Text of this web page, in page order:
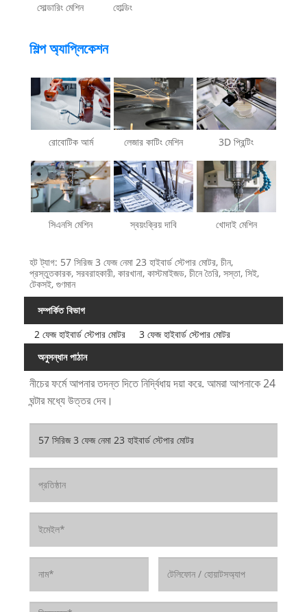
সোল্ডারিং মেশিন
হোল্ডিং
শিল্প অ্যাপ্লিকেশন
রোবোটিক আর্ম লেজার কাটিং মেশিন 3D প্রিন্টিং
সিএনসি মেশিন স্বয়ংক্রিয় দাবি খোদাই মেশিন
হট ট্যাগ: 57 সিরিজ 3 ফেজ নেমা 23 হাইবার্ড স্টেপার মোটর, চীন,
প্রস্তুতকারক, সরবরাহকারী, কারখানা, কাস্টমাইজড, চীনে তৈরি, সস্তা, সিই,
টেকসই, গুণমান
সম্পর্কিত বিভাগ
2 ফেজ হাইবার্ড স্টেপার মোটর
3 ফেজ হাইবার্ড স্টেপার মোটর
অনুসন্ধান পাঠান
নীচের ফর্মে আপনার তদন্ত দিতে নির্দ্বিধায় দয়া করে. আমরা আপনাকে 24
ঘন্টার মধ্যে উত্তর দেব।